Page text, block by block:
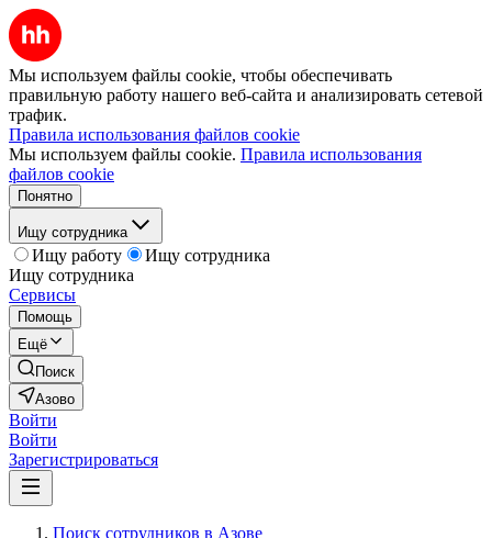
Мы используем файлы cookie, чтобы обеспечивать
правильную работу нашего веб-сайта и анализировать сетевой
трафик.
Правила использования файлов cookie
Мы используем файлы cookie. Правила использования
файлов cookie
Понятно
Ищу сотрудника
Ищу работу
Ищу сотрудника
Ищу сотрудника
Сервисы
Помощь
Ещё
Поиск
Азово
Войти
Войти
Зарегистрироваться
Поиск сотрудников в Азове